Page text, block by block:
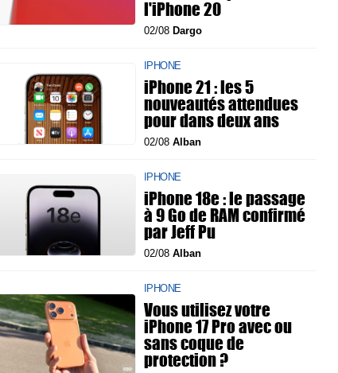
l'iPhone 20
02/08 Dargo
IPHONE
iPhone 21 : les 5
nouveautés attendues
pour dans deux ans
02/08 Alban
IPHONE
iPhone 18e : le passage
à 9 Go de RAM confirmé
par Jeff Pu
02/08 Alban
IPHONE
Vous utilisez votre
iPhone 17 Pro avec ou
sans coque de
protection ?